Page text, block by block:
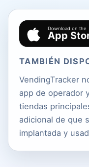
TAMBIÉN
VendingTracker
app de operador
tiendas
adicional de que
implantada y